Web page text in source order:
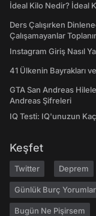
İdeal Kilo Nedir? İdeal
Ders Çalışırken
Çalışamayanlar
Instagram Giriş Nasıl
41 Ülkenin Bayrakları
GTA San Andreas
Andreas Şifreleri
IQ Testi: IQ'unuzun
Keşfet
Twitter Deprem
Günlük Burç
Bugün Ne Pişirsem